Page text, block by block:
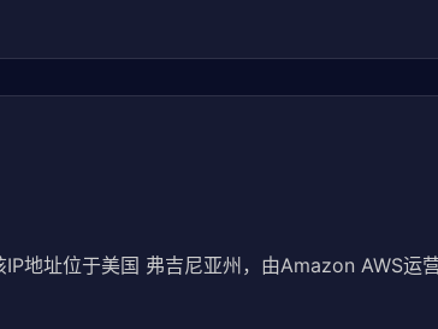
地址位于美国 弗吉尼亚州，由Amazon AWS运